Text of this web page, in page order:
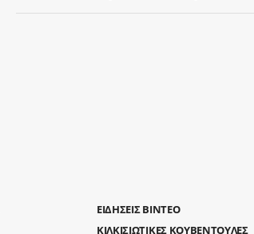
ΕΙΔΗΣΕΙΣ ΒΙΝΤΕΟ
ΚΙΛΚΙΣΙΩΤΙΚΕΣ ΚΟΥΒΕΝΤΟΥΛΕΣ